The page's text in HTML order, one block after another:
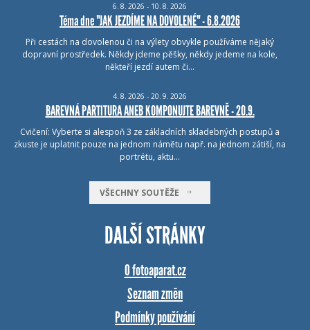
6. 8. 2026 - 10. 8. 2026
Téma dne "JAK JEZDÍME NA DOVOLENÉ" - 6.8.2026
Při cestách na dovolenou či na výlety obvykle používáme nějaký
dopravní prostředek. Někdy jdeme pěšky, někdy jedeme na kole,
někteří jezdí autem či…
4. 8. 2026 - 20. 9. 2026
BAREVNÁ PARTITURA ANEB KOMPONUJTE BAREVNĚ - 20.9.
Cvičení: Vyberte si alespoň 3 ze základních skladebných postupů a
zkuste je uplatnit pouze na jednom námětu např. na jednom zátiší, na
portrétu, aktu…
VŠECHNY SOUTĚŽE
DALŠÍ STRÁNKY
O fotoaparat.cz
Seznam změn
Podmínky používání